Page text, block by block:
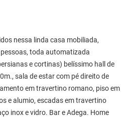
nessa linda casa mobiliada,
toda automatizada
e cortinas) belíssimo hall de
sala de estar com pé direito de
em travertino romano, piso em
e alumio, escadas em travertino
inox e vidro. Bar e Adega. Home